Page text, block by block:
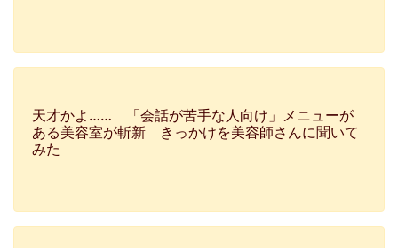
天才かよ…… 「会話が苦手な人向け」メニューが
ある美容室が斬新 きっかけを美容師さんに聞いて
みた